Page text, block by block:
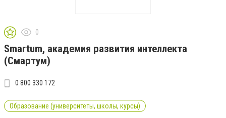
0
Smartum, академия развития интеллекта
(Смартум)
0 800 330 172
Образование (университеты, школы, курсы)